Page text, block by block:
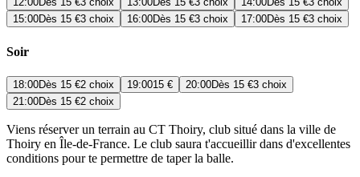
15:00Dès 15 €3 choix 16:00Dès 15 €3 choix 17:00Dès 15 €3 choix
Soir
18:00Dès 15 €2 choix 19:0015 € 20:00Dès 15 €3 choix
21:00Dès 15 €2 choix
Viens réserver un terrain au CT Thoiry, club situé dans la ville de
Thoiry en Île-de-France. Le club saura t'accueillir dans d'excellentes
conditions pour te permettre de taper la balle.